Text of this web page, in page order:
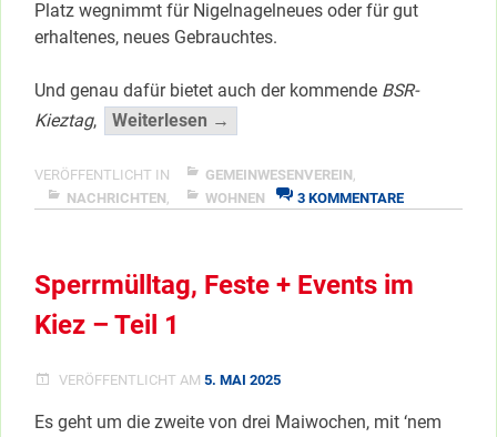
Platz wegnimmt für Nigelnagelneues oder für gut
erhaltenes, neues Gebrauchtes.
Und genau dafür bietet auch der kommende BSR-
Kieztag, Weiterlesen →
Sperrmüll-
Kieztag
VERÖFFENTLICHT IN GEMEINWESENVEREIN
NACHRICHTEN
WOHNEN 3 KOMMENTAREZU
MONTAG
KIEZTAG
…
Sperrmülltag, Feste + Events im
Kiez – Teil 1
VERÖFFENTLICHT AM 5. MAI 2025
Es geht um die zweite von drei Maiwochen, mit ‘nem